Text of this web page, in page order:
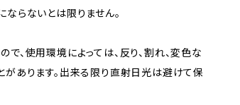
らないとは限りません。
、使用環境によっては、反り、割れ、変色な
があります。出来る限り直射日光は避けて保